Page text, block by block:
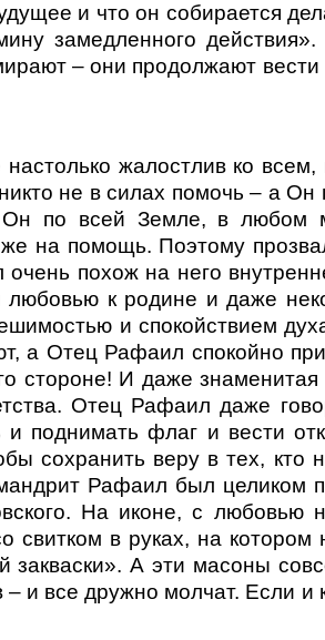
и что он собирается
замедленного
– они продолжают вести
жалостлив ко
не в силах помочь – а Он
Он по всей Земле, в любом
на помощь. Поэтому
похож на него
к родине и даже
и спокойствием
а Отец Рафаил спокойно
стороне! И даже знаменитая
Отец Рафаил даже
поднимать флаг и вести
сохранить веру в тех, кто
Рафаил был целиком
На иконе, с любовью
в руках, на котором
закваски». А эти масоны
и все дружно молчат. Если и